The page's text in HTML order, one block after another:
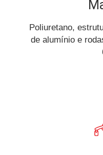
Poliuretano,
de alumínio e